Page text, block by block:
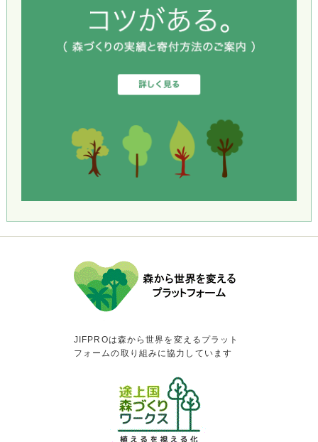
JIFPROは森から世界を変えるプラット
フォームの取り組みに協力しています